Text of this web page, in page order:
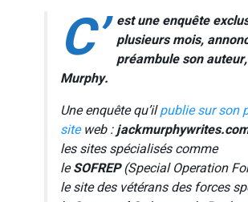
C’ est une enquête
plusieurs mois,
préambule son
Murphy.
Une enquête qu’ilpublie sur son
siteweb :
les sites spécialisés comme
leSOFREP(Special Operation
le site des vétérans des forces